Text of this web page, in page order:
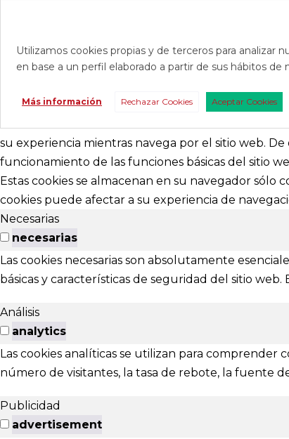
Utilizamos cookies propias y de terceros para analizar
en base a un perfil elaborado a partir de sus hábitos
Más información Rechazar Cookies Aceptar Cookies
su experiencia mientras navega por el sitio web. De
funcionamiento de las funciones básicas del sitio
Estas cookies se almacenan en su navegador sólo
cookies puede afectar a su experiencia de
Necesarias
necesarias
Las cookies necesarias son absolutamente
básicas y características de seguridad del sitio
Análisis
analytics
Las cookies analíticas se utilizan para comprender
número de visitantes, la tasa de rebote, la fuente
Publicidad
advertisement